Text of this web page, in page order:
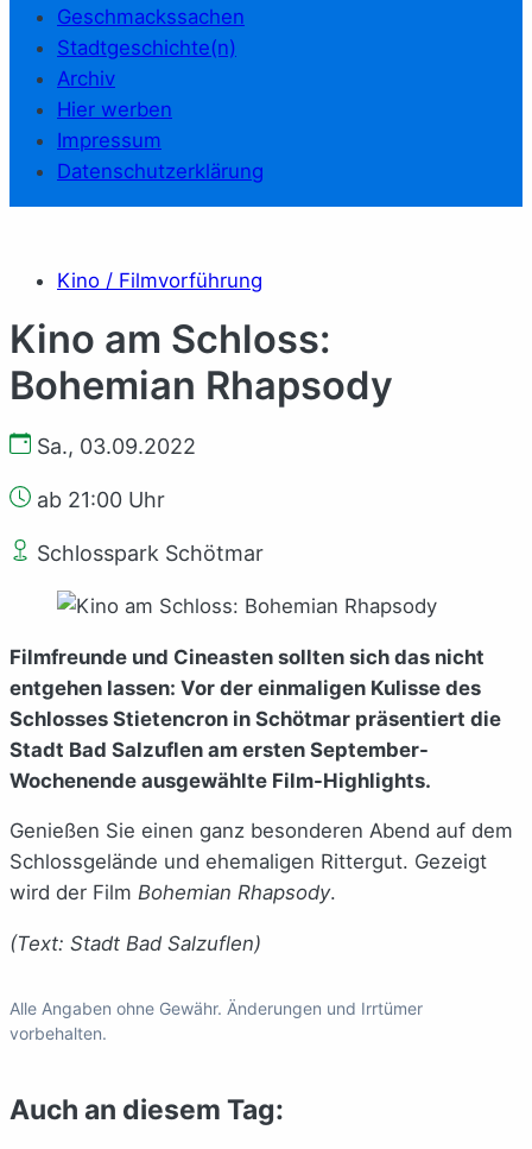
Geschmackssachen
Stadtgeschichte(n)
Archiv
Hier werben
Impressum
Datenschutzerklärung
Kino / Filmvorführung
Kino am Schloss:
Bohemian Rhapsody
Sa., 03.09.2022
ab 21:00 Uhr
Schlosspark Schötmar
Filmfreunde und Cineasten sollten sich das nicht
entgehen lassen: Vor der einmaligen Kulisse des
Schlosses Stietencron in Schötmar präsentiert die
Stadt Bad Salzuflen am ersten September-
Wochenende ausgewählte Film-Highlights.
Genießen Sie einen ganz besonderen Abend auf dem
Schlossgelände und ehemaligen Rittergut. Gezeigt
wird der Film Bohemian Rhapsody.
(Text: Stadt Bad Salzuflen)
Alle Angaben ohne Gewähr. Änderungen und Irrtümer
vorbehalten.
Auch an diesem Tag: